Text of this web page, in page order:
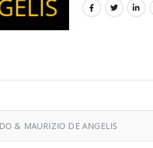
& MAURIZIO DE ANGELIS